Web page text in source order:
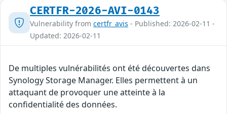
CERTFR-2026-AVI-0143
Vulnerability from certfr_avis - Published: 2026-02-11 -
Updated: 2026-02-11
De multiples vulnérabilités ont été découvertes dans
Synology Storage Manager. Elles permettent à un
attaquant de provoquer une atteinte à la
confidentialité des données.